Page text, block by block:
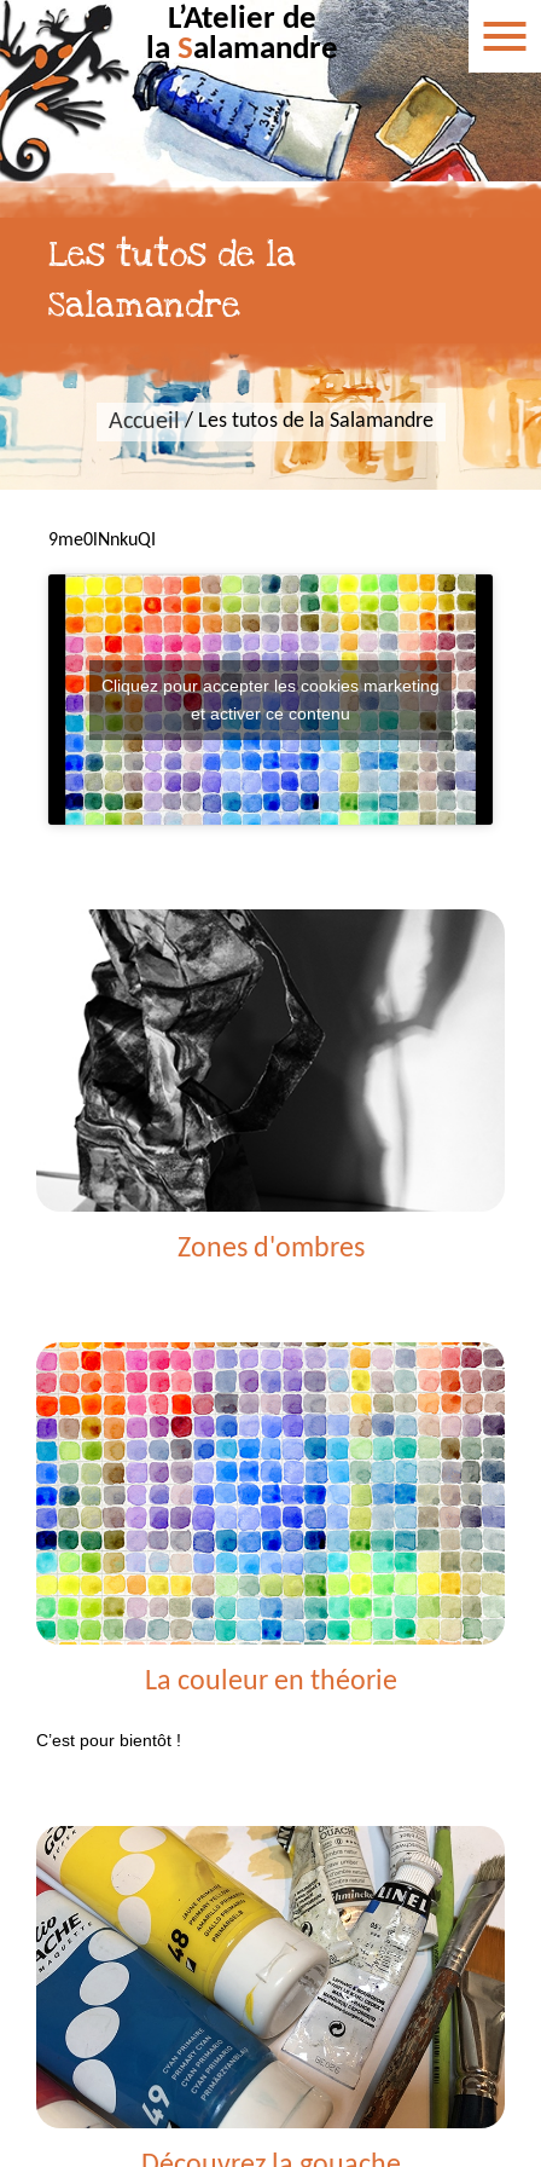
L’Atelier de
la Salamandre
Accueil/ Les tutos de la Salamandre
Les tutos de la
Salamandre
9me0lNnkuQI
Cliquez pour accepter les cookies marketing
et activer ce contenu
Zones d'ombres
La couleur en théorie
C’est pour bientôt !